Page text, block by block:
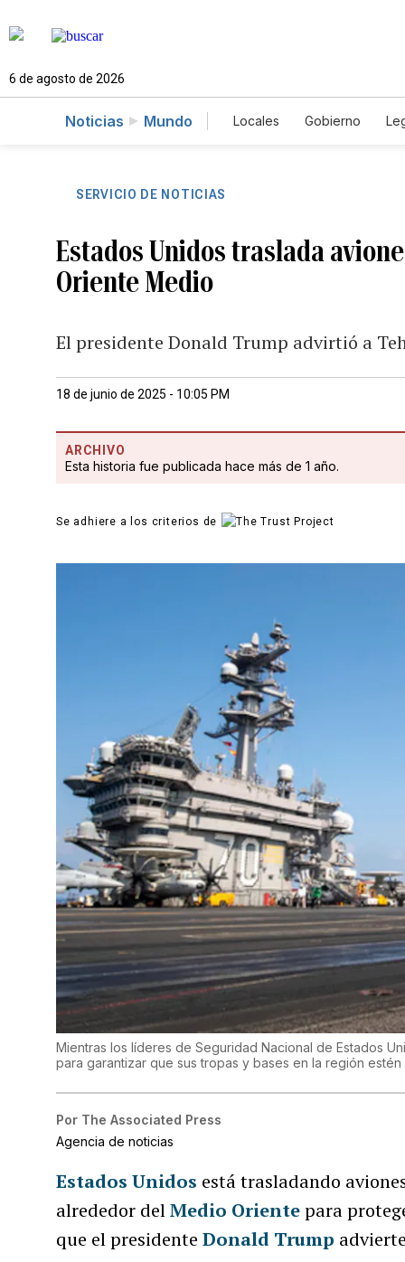
6 de agosto de 2026
Noticias Mundo Locales Gobierno
SERVICIO DE NOTICIAS
Estados Unidos traslada
Oriente Medio
El presidente Donald Trump advirtió a
18 de junio de 2025 - 10:05 PM
ARCHIVO
Esta historia fue publicada hace más de 1 año.
Se adhiere a los criterios de
Mientras los líderes de Seguridad Nacional de Estados
para garantizar que sus tropas y bases en la región
Por The Associated Press
Agencia de noticias
Estados Unidos está trasladando
alrededor delMedio Orientepara
que el presidenteDonald Trump